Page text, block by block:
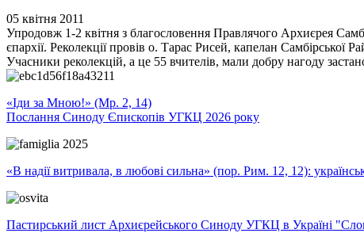
05 квітня 2011
Упродовж 1-2 квітня з благословення Правлячого Архиєрея
єпархії. Реколекції провів о. Тарас Рисей, капелан
Учасники реколекцій, а це 55 вчителів, мали добру нагоду
«Іди за Мною!» (Мр. 2, 14)
Послання Синоду Єпископів УГКЦ 2026 року
«В надії витривала, в любові сильна» (пор. Рим. 12, 12):
Пастирський лист Архиєрейського Синоду УГКЦ в Україні